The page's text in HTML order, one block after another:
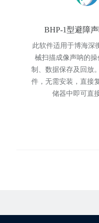
BHP-1型避障
此软件适用于博海深
械扫描成像声呐的
制、数据保存及回放
件，无需安装，直接
储器中即可直